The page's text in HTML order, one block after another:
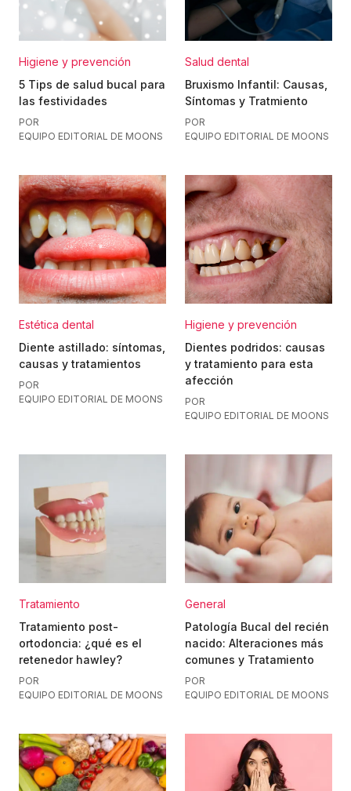
Higiene y prevención
5 Tips de salud bucal para
las festividades
POR
EQUIPO EDITORIAL DE MOONS
Salud dental
Bruxismo Infantil: Causas,
Síntomas y Tratmiento
POR
EQUIPO EDITORIAL DE MOONS
Estética dental
Diente astillado: síntomas,
causas y tratamientos
POR
EQUIPO EDITORIAL DE MOONS
Higiene y prevención
Dientes podridos: causas
y tratamiento para esta
afección
POR
EQUIPO EDITORIAL DE MOONS
Tratamiento
Tratamiento post-
ortodoncia: ¿qué es el
retenedor hawley?
POR
EQUIPO EDITORIAL DE MOONS
General
Patología Bucal del recién
nacido: Alteraciones más
comunes y Tratamiento
POR
EQUIPO EDITORIAL DE MOONS